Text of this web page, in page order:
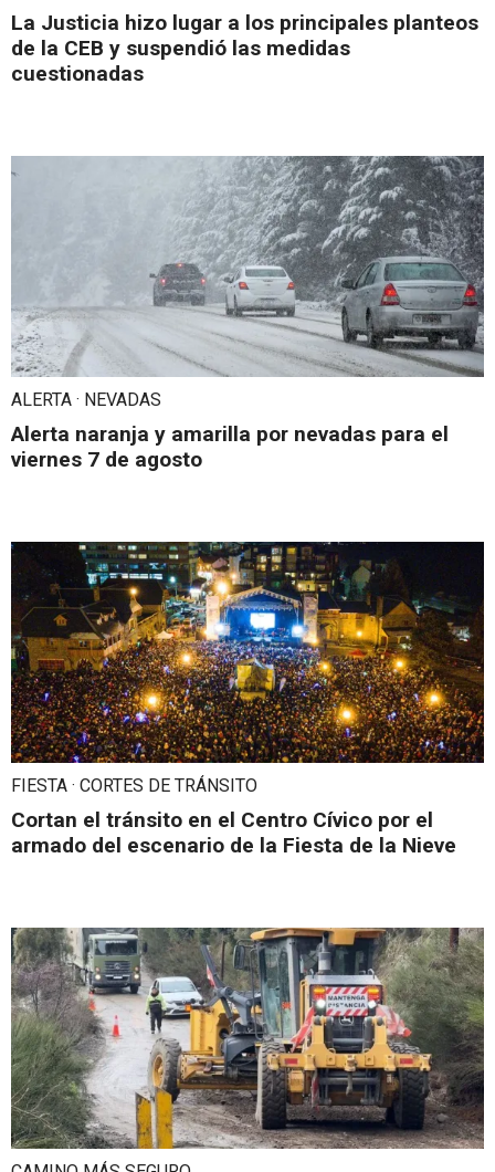
La Justicia hizo lugar a los principales planteos
de la CEB y suspendió las medidas
cuestionadas
ALERTA · NEVADAS
Alerta naranja y amarilla por nevadas para el
viernes 7 de agosto
FIESTA · CORTES DE TRÁNSITO
Cortan el tránsito en el Centro Cívico por el
armado del escenario de la Fiesta de la Nieve